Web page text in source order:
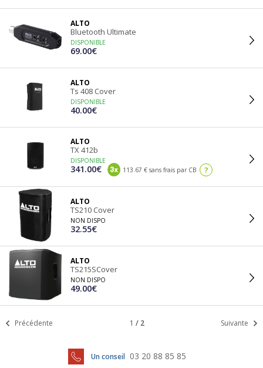
ALTO
Bluetooth Ultimate
DISPONIBLE
69.00€
ALTO
Ts 408 Cover
DISPONIBLE
40.00€
ALTO
TX 412b
DISPONIBLE
341.00€ 113.67 € sans frais par CB ?
ALTO
TS210 Cover
NON DISPO
32.55€
ALTO
TS215SCover
NON DISPO
49.00€
Précédente 1 / 2 Suivante
Un conseil 03 20 88 85 85